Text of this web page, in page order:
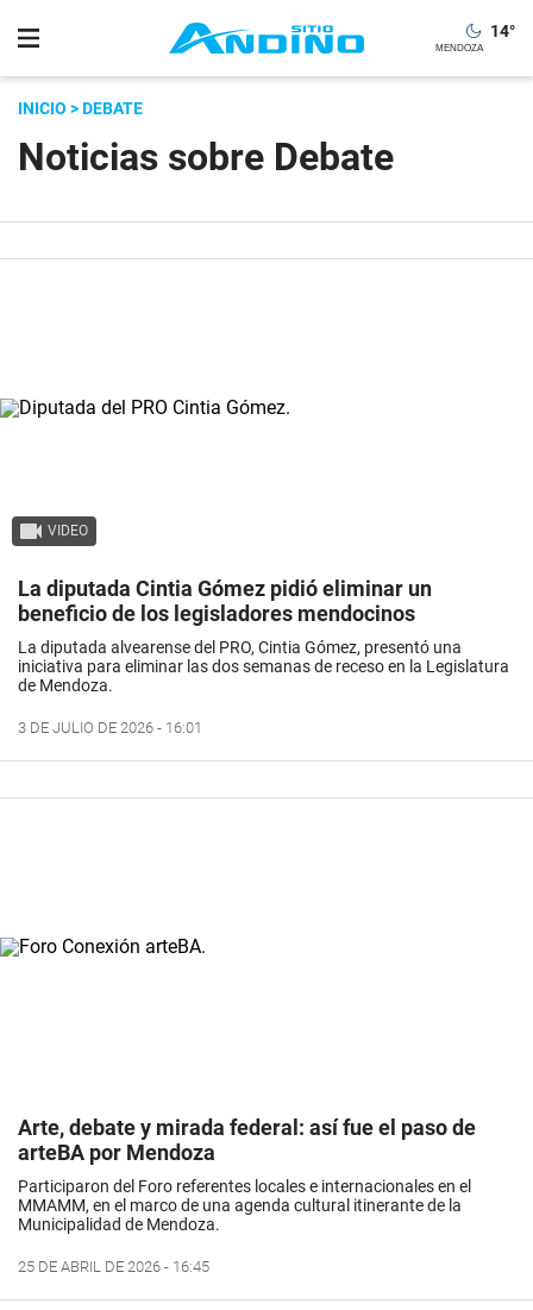
14°
INICIO > DEBATE
Noticias sobre Debate
VIDEO
La diputada Cintia Gómez pidió eliminar un
beneficio de los legisladores mendocinos
La diputada alvearense del PRO, Cintia Gómez, presentó una
iniciativa para eliminar las dos semanas de receso en la Legislatura
de Mendoza.
3 DE JULIO DE 2026 - 16:01
Arte, debate y mirada federal: así fue el paso de
arteBA por Mendoza
Participaron del Foro referentes locales e internacionales en el
MMAMM, en el marco de una agenda cultural itinerante de la
Municipalidad de Mendoza.
25 DE ABRIL DE 2026 - 16:45